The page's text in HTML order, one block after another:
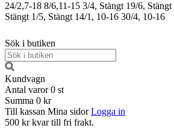
24/2,7-18 8/6,11-15 3/4, Stängt 19/6, Stängt
Stängt 1/5, Stängt 14/1, 10-16 30/4, 10-16
Sök i butiken
Kundvagn
Antal varor 0 st
Summa 0 kr
Till kassan Mina sidor Logga in
500 kr kvar till fri frakt.